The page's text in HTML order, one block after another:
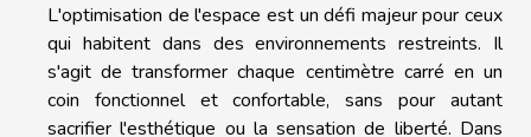
L'optimisation de l'espace est un défi majeur pour ceux
qui habitent dans des environnements restreints. Il
s'agit de transformer chaque centimètre carré en un
coin fonctionnel et confortable, sans pour autant
sacrifier l'esthétique ou la sensation de liberté. Dans